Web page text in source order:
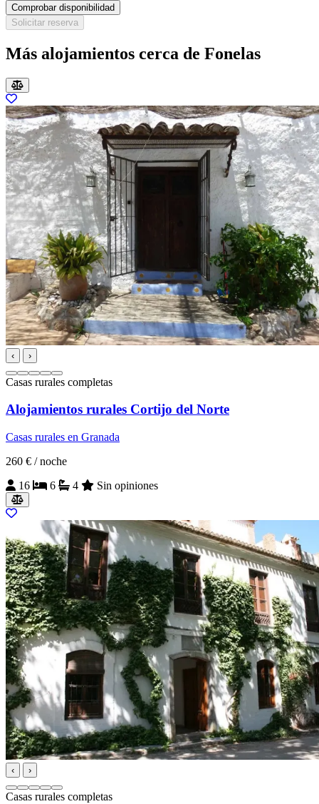
Comprobar disponibilidad
Solicitar reserva
Más alojamientos cerca de Fonelas
‹ ›
Casas rurales completas
Alojamientos rurales Cortijo del Norte
Casas rurales en Granada
260 € / noche
16
6 4 Sin opiniones
‹ ›
Casas rurales completas